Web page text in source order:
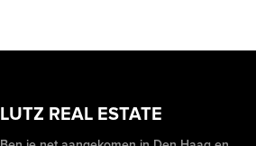
LUTZ REAL ESTATE